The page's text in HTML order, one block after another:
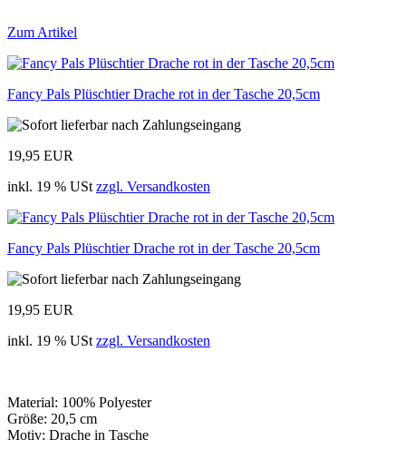
Zum Artikel
Fancy Pals Plüschtier Drache rot in der Tasche 20,5cm
19,95 EUR
inkl. 19 % USt zzgl. Versandkosten
Fancy Pals Plüschtier Drache rot in der Tasche 20,5cm
19,95 EUR
inkl. 19 % USt zzgl. Versandkosten
Material: 100% Polyester
Größe: 20,5 cm
Motiv: Drache in Tasche